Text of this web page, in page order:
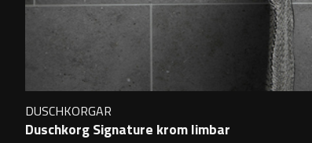
DUSCHKORGAR
Duschkorg Signature krom limbar